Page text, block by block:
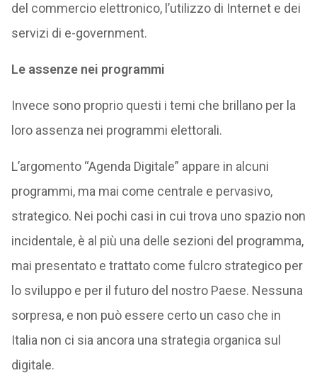
del commercio elettronico, l’utilizzo di Internet e dei
servizi di e-government.
Le assenze nei programmi
Invece sono proprio questi i temi che brillano per la
loro assenza nei programmi elettorali.
L’argomento “Agenda Digitale” appare in alcuni
programmi, ma mai come centrale e pervasivo,
strategico. Nei pochi casi in cui trova uno spazio non
incidentale, è al più una delle sezioni del programma,
mai presentato e trattato come fulcro strategico per
lo sviluppo e per il futuro del nostro Paese. Nessuna
sorpresa, e non può essere certo un caso che in
Italia non ci sia ancora una strategia organica sul
digitale.